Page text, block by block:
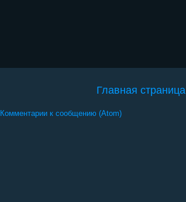
Главная страница
Комментарии к сообщению (Atom)